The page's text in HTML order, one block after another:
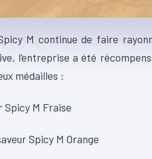
M continue de faire
l’entreprise a été
médailles :
Spicy M Fraise
Spicy M Orange